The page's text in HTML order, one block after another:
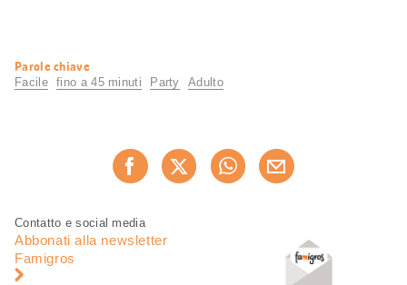
Informazioni
utili
Parole chiave
Facile fino a 45 minuti Party Adulto
Consiglia ora
Piè
pagina
Navigazione
pagina
Contatto e social media
Abbonati alla newsletter
Famigros